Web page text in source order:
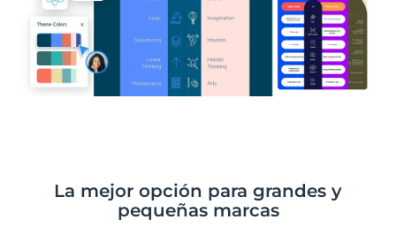
La mejor opción para grandes y
pequeñas marcas